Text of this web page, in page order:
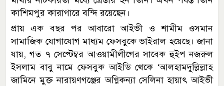
কাশিমপুর কারাগারে বন্দি রয়েছেন।
প্রায় এক বছর পর আবারো আইভী ও শামীম ওসমান
সামাজিক যোগাযোগ মাধ্যম ফেসবুকে ভাইরাল হয়েছে। জানা
যায়, গত ৭ সেপ্টেম্বর আওয়ামীলীগের সাবেক হুইপ নজরুল
ইসলাম বাবু নামে ফেসবুক আইডি থেকে ‘আলহামদুল্লিল্লাহ
জামিনে মুক্ত নারায়ণগঞ্জের অগ্নিকন্যা সেলিনা হায়াৎ আইভী